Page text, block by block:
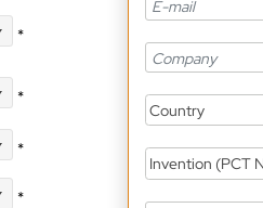
*
*
*
*
Country
Invention (PCT